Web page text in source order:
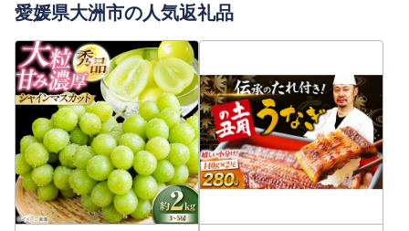
愛媛県大洲市の人気返礼品